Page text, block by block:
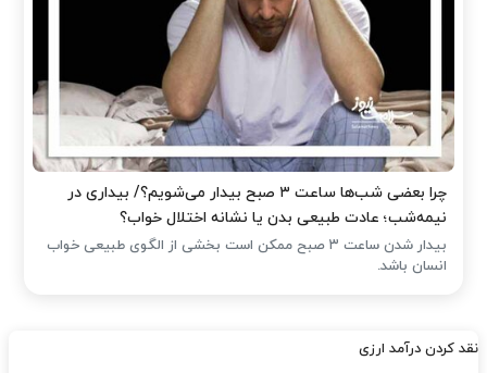
چرا بعضی شب‌ها ساعت ۳ صبح بیدار می‌شویم؟/ بیداری در
نیمه‌شب؛ عادت طبیعی بدن یا نشانه اختلال خواب؟
بیدار شدن ساعت ۳ صبح ممکن است بخشی از الگوی طبیعی خواب
انسان باشد.
نقد کردن درآمد ارزی